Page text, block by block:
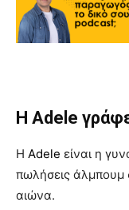
Η Adele
Η Adele είναι η
πωλήσεις άλμπουμ
αιώνα.